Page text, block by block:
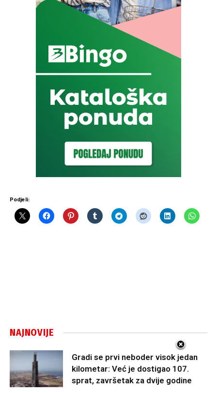
Podjeli:
NAJNOVIJE
Gradi se prvi neboder visok jedan
kilometar: Već je dostigao 107.
sprat, završetak za dvije godine